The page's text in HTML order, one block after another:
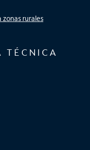
zonas rurales
TÉCNICA